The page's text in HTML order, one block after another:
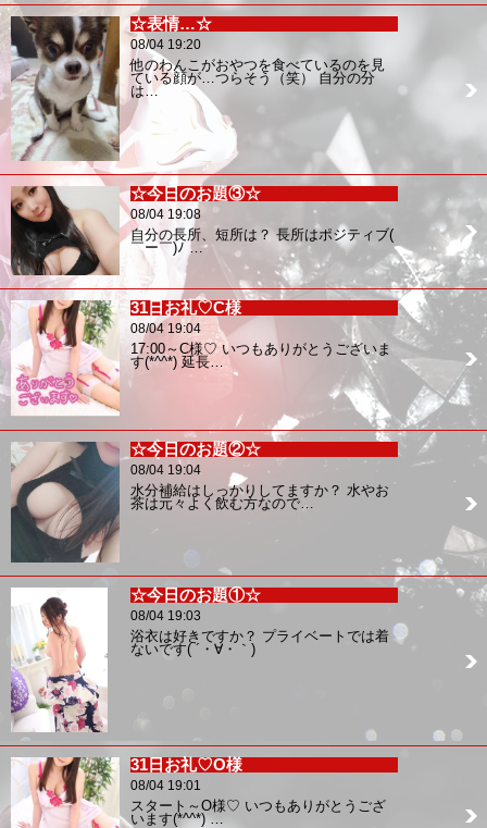
☆表情…☆
08/04 19:20
他のわんこがおやつを食べているのを見
ている顔が…つらそう（笑） 自分の分
は…
☆今日のお題③☆
08/04 19:08
自分の長所、短所は？ 長所はポジティブ(
￣ー￣)ﾉ …
31日お礼♡C様
08/04 19:04
17:00～C様♡ いつもありがとうございま
す(*^^*) 延長…
☆今日のお題②☆
08/04 19:04
水分補給はしっかりしてますか？ 水やお
茶は元々よく飲む方なので…
☆今日のお題①☆
08/04 19:03
浴衣は好きですか？ プライベートでは着
ないです( ´・∀・｀)
31日お礼♡O様
08/04 19:01
スタート～O様♡ いつもありがとうござ
います(*^^*) …